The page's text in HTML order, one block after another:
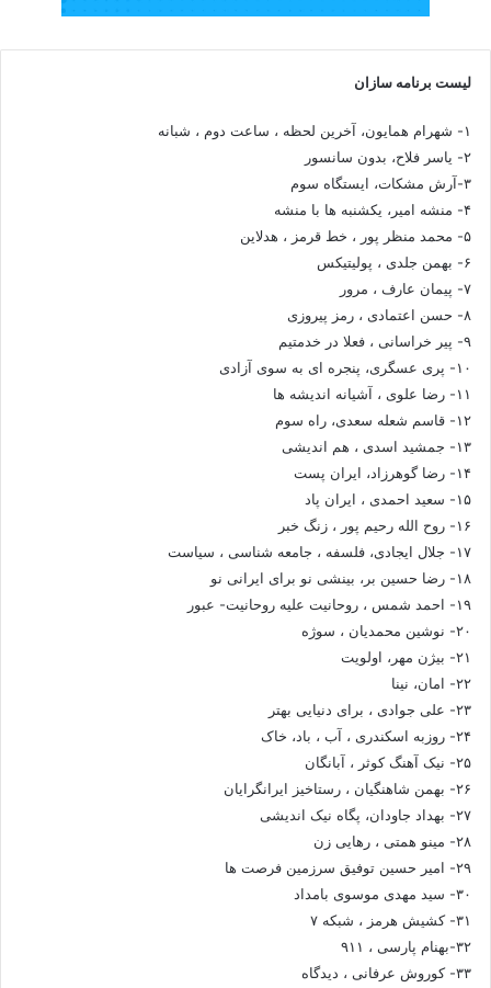
لیست برنامه سازان
۱- شهرام همایون، آخرین لحظه ، ساعت دوم ، شبانه
۲- یاسر فلاح، بدون سانسور
۳-آرش مشکات، ایستگاه سوم
۴- منشه امیر، یکشنبه ها با منشه
۵- محمد منظر پور ، خط قرمز ، هدلاین
۶- بهمن جلدی ، پولیتیکس
۷- پیمان عارف ، مرور
۸- حسن اعتمادی ، رمز پیروزی
۹- پیر خراسانی ، فعلا در خدمتیم
۱۰- پری عسگری، پنجره ای به سوی آزادی
۱۱- رضا علوی ، آشیانه اندیشه ها
۱۲- قاسم شعله سعدی، راه سوم
۱۳- جمشید اسدی ، هم اندیشی
۱۴- رضا گوهرزاد، ایران پست
۱۵- سعید احمدی ، ایران پاد
۱۶- روح الله رحیم پور ، زنگ خبر
۱۷- جلال ایجادی، فلسفه ، جامعه شناسی ، سیاست
۱۸- رضا حسین بر، بینشی نو برای ایرانی نو
۱۹- احمد شمس ، روحانیت علیه روحانیت- عبور
۲۰- نوشین محمدیان ، سوژه
۲۱- بیژن مهر، اولویت
۲۲- امان، نینا
۲۳- علی جوادی ، برای دنیایی بهتر
۲۴- روزبه اسکندری ، آب ، باد، خاک
۲۵- نیک آهنگ کوثر ، آبانگان
۲۶- بهمن شاهنگیان ، رستاخیز ایرانگرایان
۲۷- بهداد جاودان، پگاه نیک اندیشی
۲۸- مینو همتی ، رهایی زن
۲۹- امیر حسین توفیق سرزمین فرصت ها
۳۰- سید مهدی موسوی بامداد
۳۱- کشیش هرمز ، شبکه ۷
۳۲-بهنام پارسی ، ۹۱۱
۳۳- کوروش عرفانی ، دیدگاه